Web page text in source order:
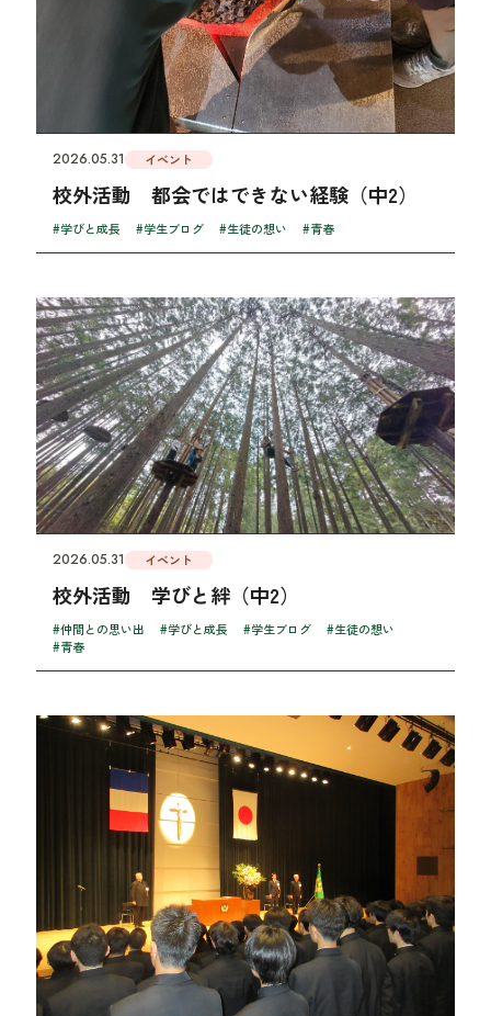
2026.05.31 イベント
校外活動 都会ではできない経験（中2）
#学びと成長 #学生ブログ #生徒の想い #青春
2026.05.31 イベント
校外活動 学びと絆（中2）
#仲間との思い出 #学びと成長 #学生ブログ
#生徒の想い
#青春